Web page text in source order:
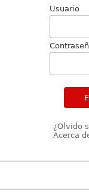
Usuario
¿Olvido
Acerca